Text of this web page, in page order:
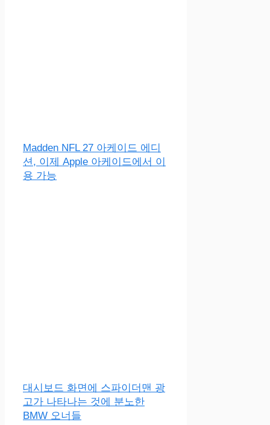
Madden NFL 27 아케이드 에디
션, 이제 Apple 아케이드에서 이
용 가능
대시보드 화면에 스파이더맨 광
고가 나타나는 것에 분노한
BMW 오너들